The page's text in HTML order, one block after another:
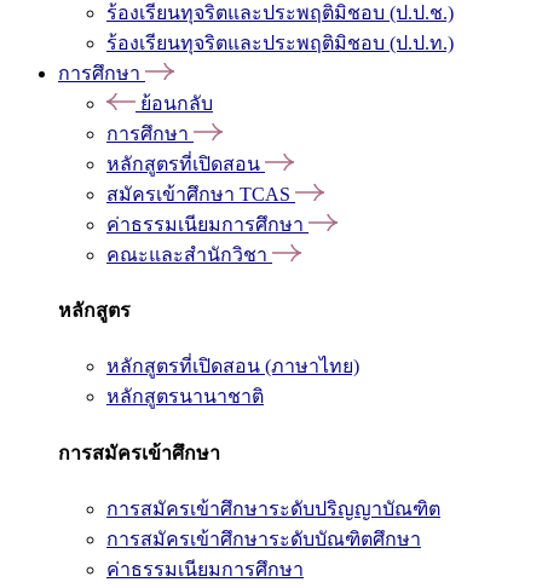
ร้องเรียนทุจริตและประพฤติมิชอบ (ป.ป.ช.)
ร้องเรียนทุจริตและประพฤติมิชอบ (ป.ป.ท.)
การศึกษา
ย้อนกลับ
การศึกษา
หลักสูตรที่เปิดสอน
สมัครเข้าศึกษา TCAS
ค่าธรรมเนียมการศึกษา
คณะและสำนักวิชา
หลักสูตร
หลักสูตรที่เปิดสอน (ภาษาไทย)
หลักสูตรนานาชาติ
การสมัครเข้าศึกษา
การสมัครเข้าศึกษาระดับปริญญาบัณฑิต
การสมัครเข้าศึกษาระดับบัณฑิตศึกษา
ค่าธรรมเนียมการศึกษา